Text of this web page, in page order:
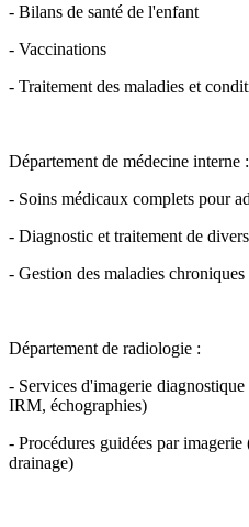
- Bilans de santé de l'enfant
- Vaccinations
- Traitement des maladies et
Département de médecine interne :
- Soins médicaux complets pour
- Diagnostic et traitement de
- Gestion des maladies chroniques
Département de radiologie :
- Services d'imagerie
IRM, échographies)
- Procédures guidées par
drainage)